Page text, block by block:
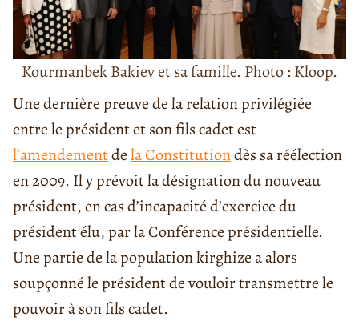
Kourmanbek Bakiev et sa famille. Photo : Kloop.
Une dernière preuve de la relation privilégiée
entre le président et son fils cadet est
l’amendementdela Constitutiondès sa réélection
en 2009. Il y prévoit la désignation du nouveau
président, en cas d’incapacité d’exercice du
président élu, par la Conférence présidentielle.
Une partie de la population kirghize a alors
soupçonné le président de vouloir transmettre le
pouvoir à son fils cadet.